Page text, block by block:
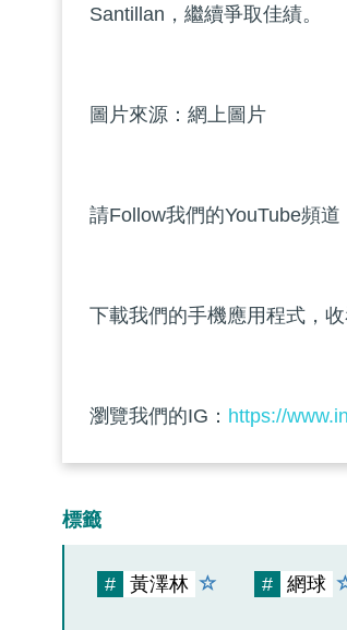
Santillan，繼續爭取佳績。
圖片來源：網上圖片
請Follow我們的YouTube頻道
下載我們的手機應用程式，
瀏覽我們的IG： https://
標籤
# 黃澤林 # 網球